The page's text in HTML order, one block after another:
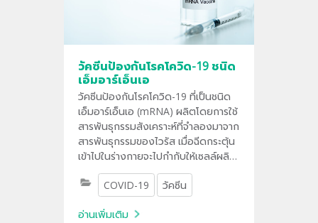
วัคซีนป้องกันโรคโควิด-19 ชนิด
เอ็มอาร์เอ็นเอ
วัคซีนป้องกันโรคโควิด-19 ที่เป็นชนิด
เอ็มอาร์เอ็นเอ (mRNA) ผลิตโดยการใช้
สารพันธุกรรมสังเคราะห์ที่จำลองมาจาก
สารพันธุกรรมของไวรัส เมื่อฉีดกระตุ้น
เข้าไปในร่างกายจะไปกำกับให้เซลล์ผลิต
สารโปรตีนสไปค์ เพื่อกระตุ้นทำให้เซลล์
ระบบภูมิคุ้มกันของร่างกายสร้างภูมิต่อ
ต้านเชื้อซาร์สโควี-2 โดยไม่เป็นอันตราย
ต่อเซลล์ร่างกายมนุษย์
COVID-19 วัคซีน
อ่านเพิ่มเติม